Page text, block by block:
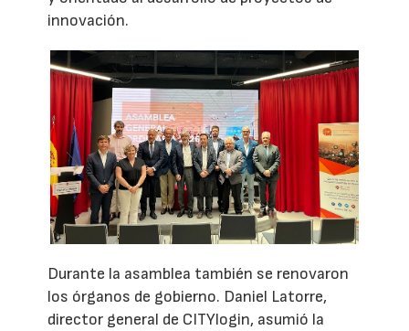
innovación.
Durante la asamblea también se renovaron
los órganos de gobierno. Daniel Latorre,
director general de CITYlogin, asumió la